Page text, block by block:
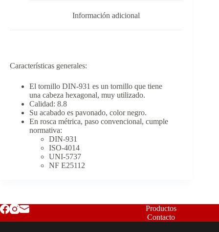
Información adicional
Características generales:
El tornillo DIN-931 es un tornillo que tiene
una cabeza hexagonal, muy utilizado.
Calidad: 8.8
Su acabado es pavonado, color negro.
En rosca métrica, paso convencional, cumple
normativa:
DIN-931
ISO-4014
UNI-5737
NF E25112
Productos
Contacto